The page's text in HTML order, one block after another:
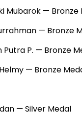
Mubarok — Bronze
— Bronze
Putra P. — Bronze
— Bronze
— Silver Medal